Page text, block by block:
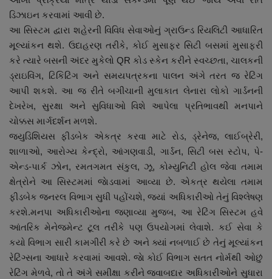
ડિઝાઇન કરવામાં આવી છે.
આ સિસ્ટમ દ્વારા શહેરની વિવિધ સેવાઓનું ગ્રાઉન્ડ રિયલિટી આધારિત
મૂલ્યાંકન થશે. ઉદાહરણ તરીકે, કોઈ મુસાફર સિટી બસમાં મુસાફરી
કરે ત્યારે બસની અંદર મુકેલો QR કોડ સ્કેન કરીને સ્વચ્છતા, ચાલકની
ડ્રાઇવિંગ, ટિકિટિંગ અને સમયપત્રકના પાલન અંગે તરત જ રેટિંગ
આપી શકશે. આ જ રીતે બગીચાની મુલાકાત લેનારા લોકો ગાર્ડનની
દેખરેખ, સુરક્ષા અને સુવિધાઓ વિશે આપેલા પ્રતિભાવથી મનપાને
ચોક્કસ માર્ગદર્શન મળશે.
જ્યુડિશિયસ ફીડબેક એકત્ર કરવા માટે રોડ, ડ્રેનેજ, લાઈબ્રેરી,
શાળાઓ, આરોગ્ય કેન્દ્રો, આંગણવાડી, ગાર્ડન, સિટી બસ સ્ટોપ, પે-
એન્ડ-પાર્ક ઝોન, રમતગમત સંકુલ, ઝૂ, કોમ્યુનિટી હોલ જેવા તમામ
ક્ષેત્રોને આ સિસ્ટમમાં જાેડવામાં આવ્યા છે. એકત્ર થયેલા તમામ
ફીડબેક જનરલ વિભાગ સુધી પહોંચશે, જ્યાં અધિકારીઓ તેનું વિશ્લેષણ
કરશે.મનપા અધિકારીઓના જણાવ્યા મુજબ, આ રેટિંગ સિસ્ટમ હવે
આંતરિક મેનેજમેન્ટ ટૂલ તરીકે પણ ઉપયોગમાં લેવાશે. કઈ સેવા કે
કયો વિભાગ સારી કામગીરી કરે છે અને ક્યાં નબળાઈ છે તેનું મૂલ્યાંકન
રેટિંગ્સના આધારે કરવામાં આવશે. જાે કોઈ વિભાગ સતત નોર્મથી ઓછું
રેટિંગ મેળવે, તો તે અંગે સમીક્ષા કરીને જવાબદાર અધિકારીઓને સુધારા